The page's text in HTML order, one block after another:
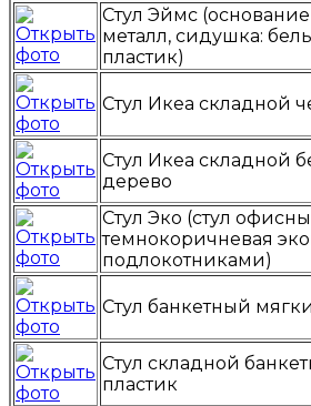
Стул Эймс
металл, сидушка:
пластик)
Стул Икеа складной
Стул Икеа складной
дерево
Стул Эко (стул
темнокоричневая
подлокотниками)
Стул банкетный
Стул складной
пластик